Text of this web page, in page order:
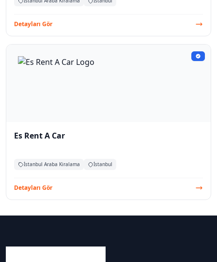
Detayları Gör
Es Rent A Car
İstanbul Araba Kiralama İstanbul
Detayları Gör